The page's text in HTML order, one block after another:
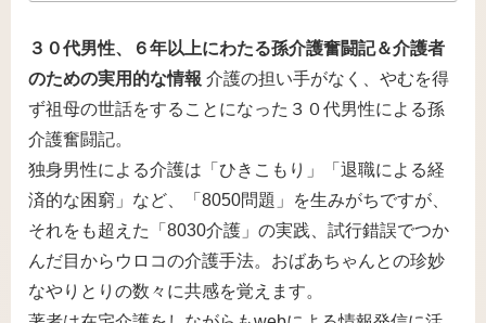
３０代男性、６年以上にわたる孫介護奮闘記＆介護者
のための実用的な情報 介護の担い手がなく、やむを得
ず祖母の世話をすることになった３０代男性による孫
介護奮闘記。
独身男性による介護は「ひきこもり」「退職による経
済的な困窮」など、「8050問題」を生みがちですが、
それをも超えた「8030介護」の実践、試行錯誤でつか
んだ目からウロコの介護手法。おばあちゃんとの珍妙
なやりとりの数々に共感を覚えます。